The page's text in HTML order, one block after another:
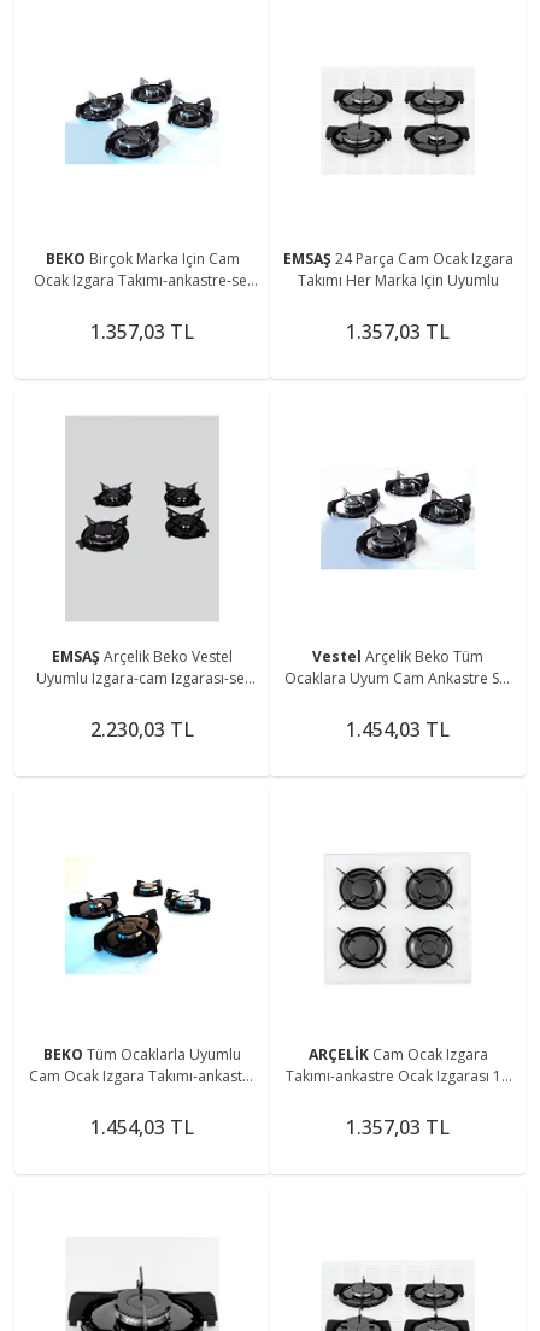
BEKO Birçok Marka Için Cam
Ocak Izgara Takımı-ankastre-set
1.357,03 TL
EMSAŞ 24 Parça Cam Ocak Izgara
Takımı Her Marka Için Uyumlu
1.357,03 TL
EMSAŞ Arçelik Beko Vestel
Uyumlu Izgara-cam Izgarası-set
emaye-ızgara Takımı
2.230,03 TL
Vestel Arçelik Beko Tüm
Ocaklara Uyum Cam Ankastre Set
Emaye Parlak
1.454,03 TL
BEKO Tüm Ocaklarla Uyumlu
Cam Ocak Izgara Takımı-ankastre
Izgarası (8 Parça)
1.454,03 TL
ARÇELİK Cam Ocak Izgara
Takımı-ankastre Ocak Izgarası 17
1.357,03 TL